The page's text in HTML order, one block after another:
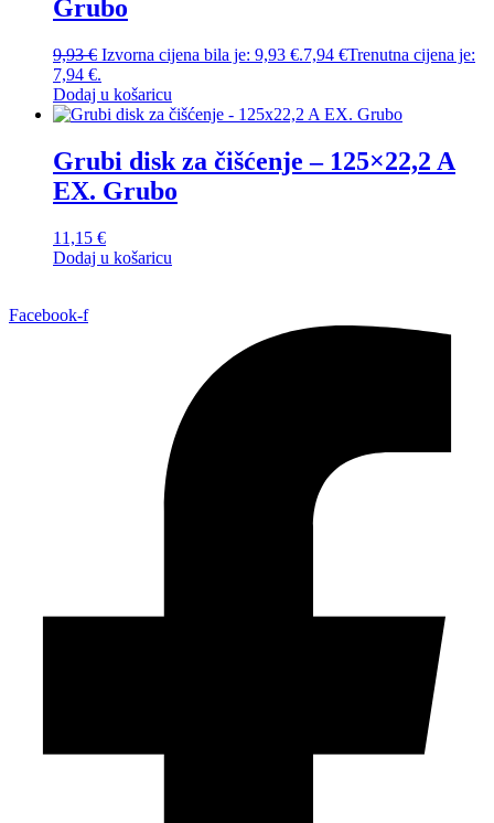
Grubo
9,93€ Izvorna cijena bila je: 9,93 €.7,94 €Trenutna cijena je:
7,94 €.
Dodaj u košaricu
Grubi disk za čišćenje – 125×22,2 A
EX. Grubo
11,15 €
Dodaj u košaricu
Facebook-f